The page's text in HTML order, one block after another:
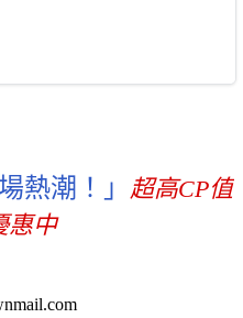
熱潮！」 超高CP值
惠中